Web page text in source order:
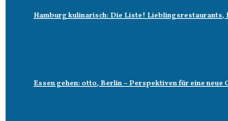
Hamburg kulinarisch: Die Liste! Lieblingsrestaurants,
Essen gehen: otto, Berlin – Perspektiven für eine neue